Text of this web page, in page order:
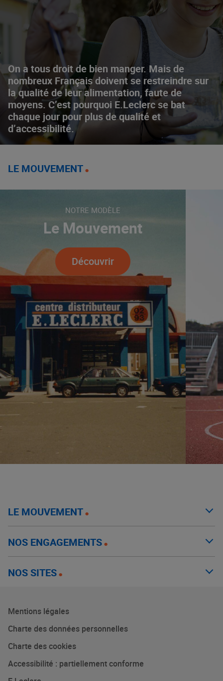
On a tous droit de bien manger. Mais de
nombreux Français doivent se restreindre sur
la qualité de leur alimentation, faute de
moyens. C’est pourquoi E.Leclerc se bat
chaque jour pour plus de qualité et
d’accessibilité.
LE MOUVEMENT
NOTRE MODÈLE
Le Mouvement
Découvrir
LE MOUVEMENT
NOS ENGAGEMENTS
NOS SITES
Mentions légales
Charte des données personnelles
Charte des cookies
Accessibilité : partiellement conforme